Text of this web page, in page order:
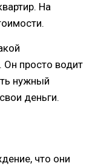
На
Он просто водит
нужный
деньги.
что они